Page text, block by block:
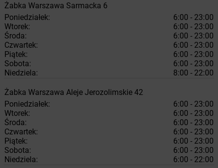
Żabka Warszawa Sarmacka 6
Poniedziałek:
6:00 - 23:00
Wtorek:
6:00 - 23:00
Środa:
6:00 - 23:00
Czwartek:
6:00 - 23:00
Piątek:
6:00 - 23:00
Sobota:
6:00 - 23:00
Niedziela:
8:00 - 22:00
Żabka Warszawa Aleje Jerozolimskie 42
Poniedziałek:
6:00 - 23:00
Wtorek:
6:00 - 23:00
Środa:
6:00 - 23:00
Czwartek:
6:00 - 23:00
Piątek:
6:00 - 23:00
Sobota:
6:00 - 23:00
Niedziela:
6:00 - 22:00